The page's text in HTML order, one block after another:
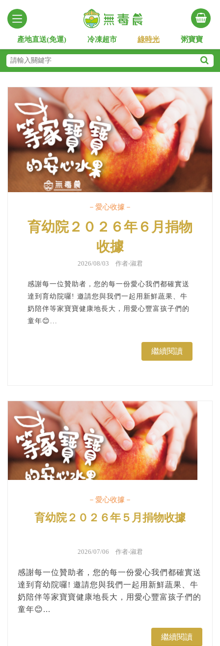
產地直送(免運) 冷凍超市 綠時光 粥寶寶
－愛心收據－
育幼院２０２６年６月捐物
收據
2026/08/03 作者-淑君
感謝每一位贊助者，您的每一份愛心我們都確實送
達到育幼院囉! 邀請您與我們一起用新鮮蔬果、牛
奶陪伴等家寶寶健康地長大，用愛心豐富孩子們的
童年😊...
繼續閱讀
－愛心收據－
育幼院２０２６年５月捐物收據
2026/07/06 作者-淑君
感謝每一位贊助者，您的每一份愛心我們都確實送
達到育幼院囉! 邀請您與我們一起用新鮮蔬果、牛
奶陪伴等家寶寶健康地長大，用愛心豐富孩子們的
童年😊...
繼續閱讀